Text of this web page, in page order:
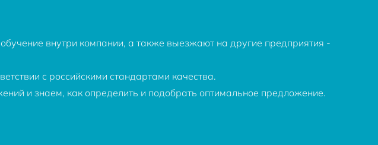
внутри компании, а также выезжают на другие предприятия -
с российскими стандартами качества.
и знаем, как определить и подобрать оптимальное предложение.